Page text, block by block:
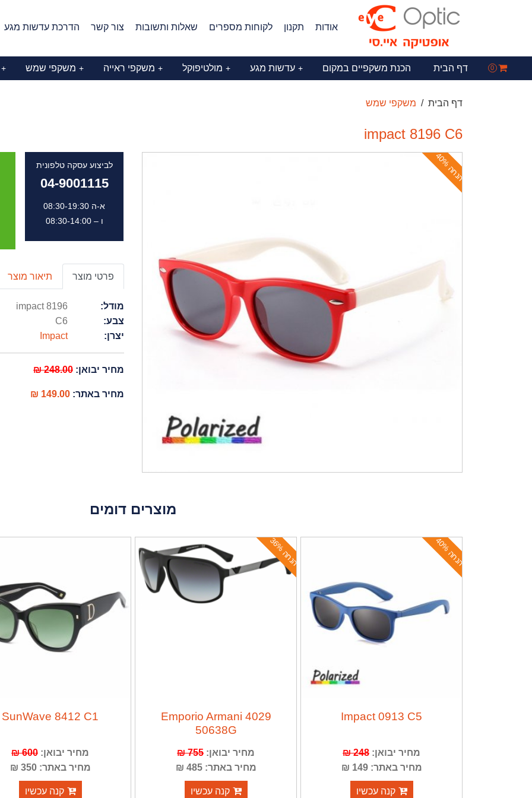
אודות תקנון לקוחות מספרים שאלות ותשובות צור קשר הדרכת עדשות מגע
0 דף הבית הכנת משקפיים במקום עדשות מגע + מולטיפוקל + משקפי ראייה + משקפי שמש +
+
דף הבית משקפי שמש
impact 8196 C6
ה
נ
ח
ה
4
0
% לביצוע עסקה טלפונית
04-9001115
א-ה 08:30-19:30
ו – 08:30-14:00
פרטי מוצר תיאור מוצר
מודל:
impact 8196
צבע:
C6
יצרן:
Impact
מחיר יבואן: 248.00 ₪
מחיר באתר: 149.00 ₪
מוצרים דומים
ה
נ
ח
ה
4
0
%
Impact 0913 C5
מחיר יבואן: 248 ₪
מחיר באתר: 149 ₪
קנה עכשיו
ה
נ
ח
ה
3
6
%
Emporio Armani 4029
50638G
מחיר יבואן: 755 ₪
מחיר באתר: 485 ₪
קנה עכשיו
SunWave 8412 C1
מחיר יבואן: 600 ₪
מחיר באתר: 350 ₪
קנה עכשיו